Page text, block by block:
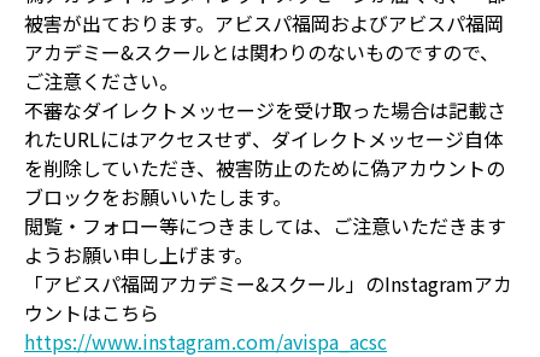
被害が出ております。アビスパ福岡およびアビスパ福岡
アカデミー&スクールとは関わりのないものですので、
ご注意ください。
不審なダイレクトメッセージを受け取った場合は記載さ
れたURLにはアクセスせず、ダイレクトメッセージ自体
を削除していただき、被害防止のために偽アカウントの
ブロックをお願いいたします。
閲覧・フォロー等につきましては、ご注意いただきます
ようお願い申し上げます。
「アビスパ福岡アカデミー&スクール」のInstagramアカ
ウントはこちら
https://www.instagram.com/avispa_acsc